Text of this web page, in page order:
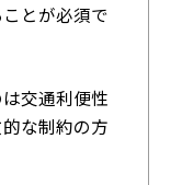
ことが必須で
交通利便性
な制約の方